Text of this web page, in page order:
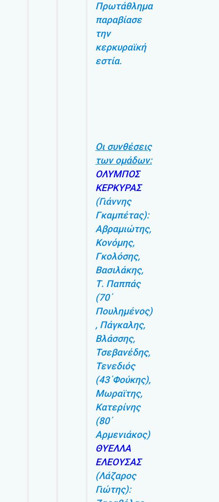
Πρωτάθλημα
παραβίασε
την
κερκυραϊκή
εστία.
Οι συνθέσεις
των ομάδων:
ΟΛΥΜΠΟΣ
ΚΕΡΚΥΡΑΣ
(Γιάννης
Γκαμπέτας):
Αβραμιώτης,
Κονόμης,
Γκολόσης,
Βασιλάκης,
Τ. Παππάς
(70΄
Πουλημένος)
, Πάγκαλης,
Βλάσσης,
Τσεβανέδης,
Τενεδιός
(43΄Φούκης),
Μωραϊτης,
Κατερίνης
(80΄
Αρμενιάκος)
ΘΥΕΛΛΑ
ΕΛΕΟΥΣΑΣ
(Λάζαρος
Γιώτης):